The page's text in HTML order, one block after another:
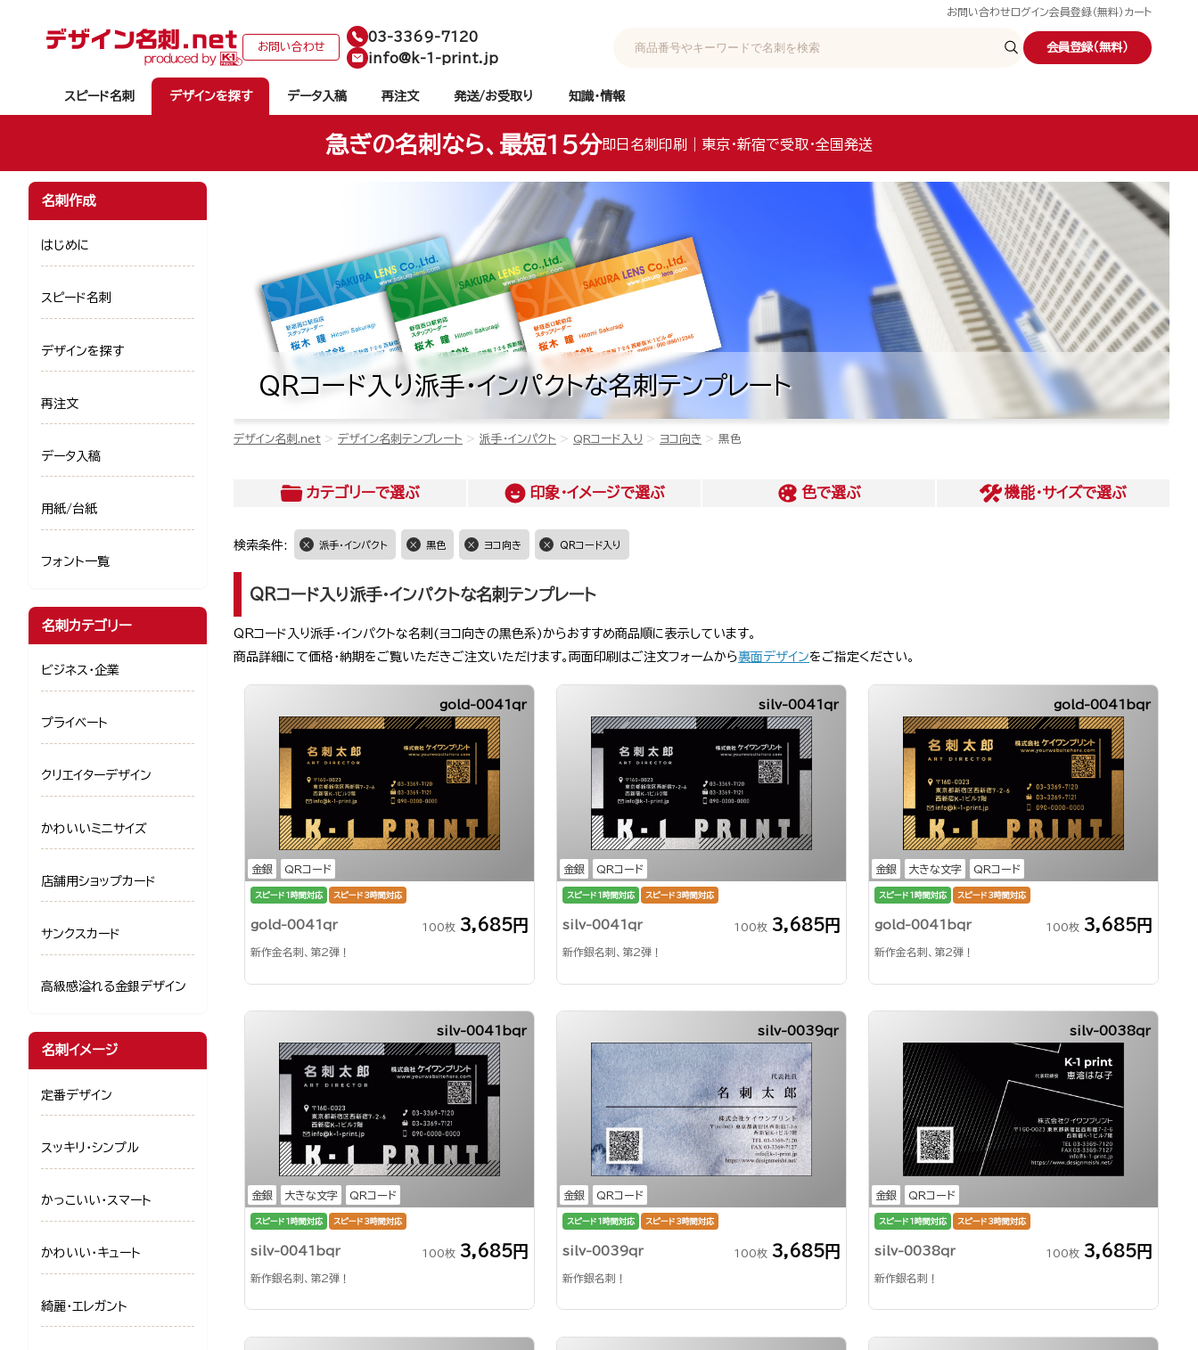
お問い合わせ ログイン会員登録（無料） カート
お問い合わせ
03-3369-7120
info@k-1-print.jp
会員登録（無料）
スピード名刺 デザインを探す データ入稿 再注文 発送/お受取り 知識・情報
急ぎの名刺なら、最短15分即日名刺印刷｜東京・新宿で受取・全国発送
QRコード入り派手・インパクトな名刺テンプレート
デザイン名刺.net デザイン名刺テンプレート 派手・インパクト QRコード入り ヨコ向き 黒色
カテゴリーで選ぶ 印象・イメージで選ぶ 色で選ぶ 機能・サイズで選ぶ
検索条件: 派手・インパクト 黒色 ヨコ向き QRコード入り
QRコード入り派手・インパクトな名刺テンプレート
QRコード入り派手・インパクトな名刺(ヨコ向きの黒色系)からおすすめ商品順に表示しています。
商品詳細にて価格・納期をご覧いただきご注文いただけます。両面印刷はご注文フォームから裏面デザインをご指定ください。
金銀 QRコード
gold-0041qr
スピード1時間対応 スピード3時間対応
gold-0041qr 100枚 3,685円
新作金名刺、第2弾！
金銀 QRコード
silv-0041qr
スピード1時間対応 スピード3時間対応
silv-0041qr 100枚 3,685円
新作銀名刺、第2弾！
金銀 大きな文字 QRコード
gold-0041bqr
スピード1時間対応 スピード3時間対応
gold-0041bqr 100枚 3,685円
新作金名刺、第2弾！
金銀 大きな文字 QRコード
silv-0041bqr
スピード1時間対応 スピード3時間対応
silv-0041bqr 100枚 3,685円
新作銀名刺、第2弾！
金銀 QRコード
silv-0039qr
スピード1時間対応 スピード3時間対応
silv-0039qr 100枚 3,685円
新作銀名刺！
金銀 QRコード
silv-0038qr
スピード1時間対応 スピード3時間対応
silv-0038qr 100枚 3,685円
新作銀名刺！
名刺作成
はじめに
スピード名刺
デザインを探す
再注文
データ入稿
用紙/台紙
フォント一覧
名刺カテゴリー
ビジネス・企業
プライベート
クリエイターデザイン
かわいいミニサイズ
店舗用ショップカード
サンクスカード
高級感溢れる金銀デザイン
名刺イメージ
定番デザイン
スッキリ・シンプル
かっこいい・スマート
かわいい・キュート
綺麗・エレガント